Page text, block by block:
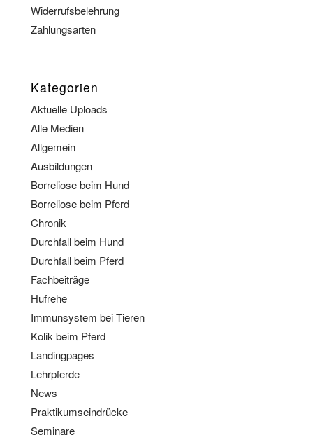
Widerrufsbelehrung
Zahlungsarten
Kategorien
Aktuelle Uploads
Alle Medien
Allgemein
Ausbildungen
Borreliose beim Hund
Borreliose beim Pferd
Chronik
Durchfall beim Hund
Durchfall beim Pferd
Fachbeiträge
Hufrehe
Immunsystem bei Tieren
Kolik beim Pferd
Landingpages
Lehrpferde
News
Praktikumseindrücke
Seminare